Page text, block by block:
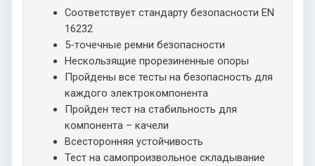
Соответствует стандарту безопасности EN
16232
5-точечные ремни безопасности
Нескользящие прорезиненные опоры
Пройдены все тесты на безопасность для
каждого электрокомпонента
Пройден тест на стабильность для
компонента – качели
Всесторонняя устойчивость
Тест на самопроизвольное складывание